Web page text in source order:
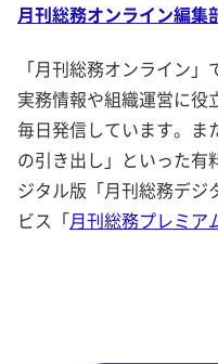
月刊総務オンライン編集
「月刊総務オンライン
実務情報や組織運営に役
毎日発信しています。ま
の引き出し」といった有
ジタル版「月刊総務デジ
ビス「月刊総務プレミア